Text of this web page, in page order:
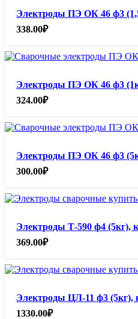
Электроды ПЭ ОК 46 ф3
338.00₽
Электроды ПЭ ОК 46 ф3
324.00₽
Электроды ПЭ ОК 46 ф3
300.00₽
Электроды Т-590 ф4 (5кг),
369.00₽
Электроды ЦЛ-11 ф3 (5кг),
1330.00₽